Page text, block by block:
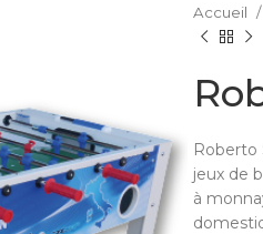
Accueil
Roberto
jeux de
à